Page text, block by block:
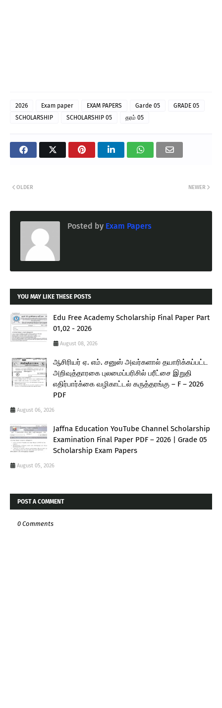
2026 Exam paper EXAM PAPERS Garde 05
GRADE 05
SCHOLARSHIP
SCHOLARSHIP 05 தரம்‌ 05
NEWER
OLDER
Posted by Exam Papers
YOU MAY LIKE THESE POSTS
Edu Free Academy Scholarship Final Paper Part
01,02 - 2026
August 08, 2026
ஆசிரியர் ஏ. எம். சனுஸ் அவர்களால் தயாரிக்கப்பட்ட
அறிவுத்தாரகை புலமைப்பரிசில் பரீட்சை இறுதி
எதிர்பார்க்கை வழிகாட்டல் கருத்தரங்கு – F – 2026
PDF
August 06, 2026
Jaffna Education YouTube Channel Scholarship
Examination Final Paper PDF – 2026 | Grade 05
Scholarship Exam Papers
August 05, 2026
POST A COMMENT
0 Comments